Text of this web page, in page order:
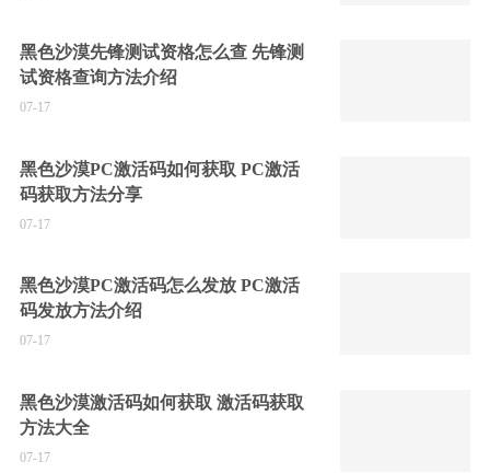
黑色沙漠先锋测试资格怎么查 先锋测
试资格查询方法介绍
07-17
黑色沙漠PC激活码如何获取 PC激活
码获取方法分享
07-17
黑色沙漠PC激活码怎么发放 PC激活
码发放方法介绍
07-17
黑色沙漠激活码如何获取 激活码获取
方法大全
07-17